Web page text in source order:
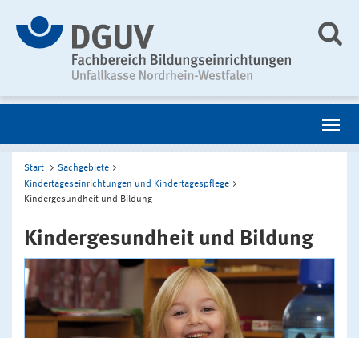
Start
Sachgebiete
Kindertageseinrichtungen und Kindertagespflege
Kindergesundheit und Bildung
Kindergesundheit und Bildung